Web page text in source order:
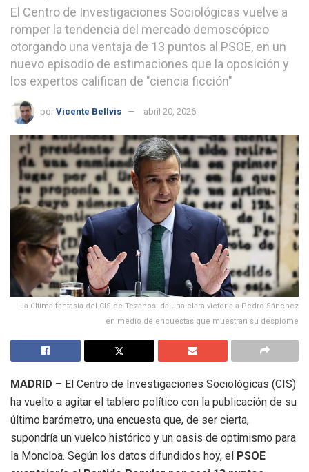
El Centro de Investigaciones Sociológicas vuelve a
romper la tendencia del mercado demoscópico
otorgando una ventaja de 13 puntos al PSOE, en un
nuevo episodio de estimaciones que la oposición y
los expertos califican de "ciencia ficción"
por Vicente Bellvis abril 20, 2026
La última fantasía del CIS de Tezanos: da una clara victoria a Pedro Sánchez
en medio de encuestas que muestran su desplome
MADRID – El Centro de Investigaciones Sociológicas (CIS)
ha vuelto a agitar el tablero político con la publicación de su
último barómetro, una encuesta que, de ser cierta,
supondría un vuelco histórico y un oasis de optimismo para
la Moncloa. Según los datos difundidos hoy, el
PSOE